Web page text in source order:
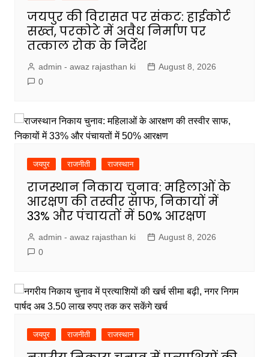
जयपुर की विरासत पर संकट: हाईकोर्ट
सख्त, परकोटे में अवैध निर्माण पर
तत्काल रोक के निर्देश
admin - awaz rajasthan ki
August 8, 2026
0
जयपुर राजनीती राजस्थान
राजस्थान निकाय चुनाव: महिलाओं के
आरक्षण की तस्वीर साफ, निकायों में
33% और पंचायतों में 50% आरक्षण
admin - awaz rajasthan ki
August 8, 2026
0
जयपुर राजनीती राजस्थान